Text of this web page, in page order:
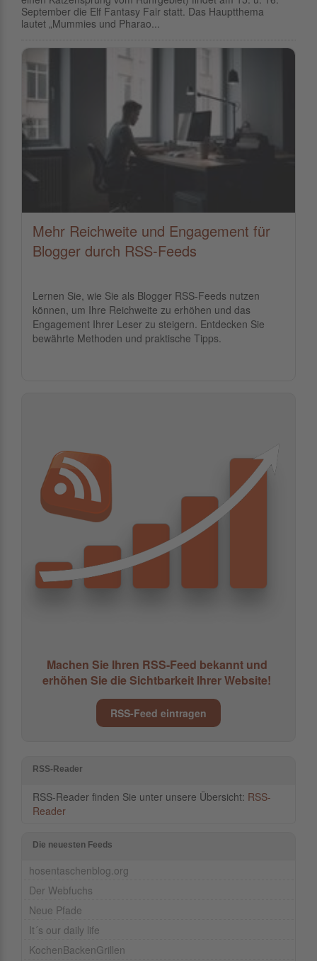
September die Elf Fantasy Fair statt. Das Hauptthema
lautet „Mummies und Pharao...
Mehr Reichweite und Engagement für
Blogger durch RSS-Feeds
Lernen Sie, wie Sie als Blogger RSS-Feeds nutzen
können, um Ihre Reichweite zu erhöhen und das
Engagement Ihrer Leser zu steigern. Entdecken Sie
bewährte Methoden und praktische Tipps.
Machen Sie Ihren RSS-Feed bekannt und
erhöhen Sie die Sichtbarkeit Ihrer Website!
RSS-Feed eintragen
RSS-Reader
RSS-Reader finden Sie unter unsere Übersicht: RSS-
Reader
Die neuesten Feeds
hosentaschenblog.org
Der Webfuchs
Neue Pfade
It´s our daily life
KochenBackenGrillen